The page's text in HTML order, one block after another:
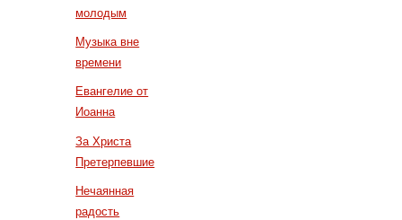
молодым
Музыка вне
времени
Евангелие от
Иоанна
За Христа
Претерпевшие
Нечаянная
радость